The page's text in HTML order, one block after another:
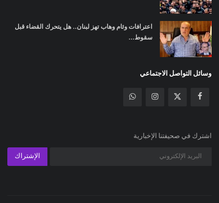
اعترافات وئام وهاب تهز لبنان.. هل يتحرك القضاء قبل
سقوط...
وسائل التواصل الاجتماعي
اشترك في صحيفتنا الإخبارية
الإشتراك